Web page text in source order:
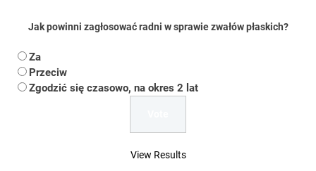
Jak powinni zagłosować radni w sprawie zwałów płaskich?
Za
Przeciw
Zgodzić się czasowo, na okres 2 lat
View Results